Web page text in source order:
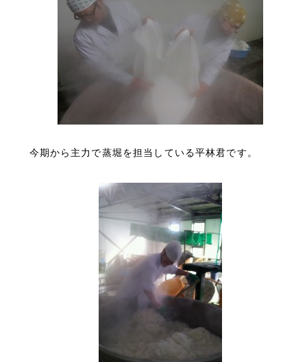
今期から主力で蒸堀を担当している平林君です。